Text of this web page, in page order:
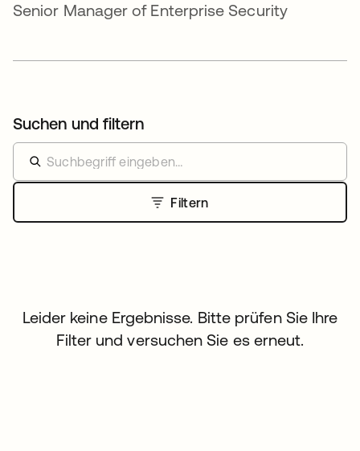
Senior Manager of Enterprise Security
Suchen und filtern
Filtern
Leider keine Ergebnisse. Bitte prüfen Sie Ihre
Filter und versuchen Sie es erneut.